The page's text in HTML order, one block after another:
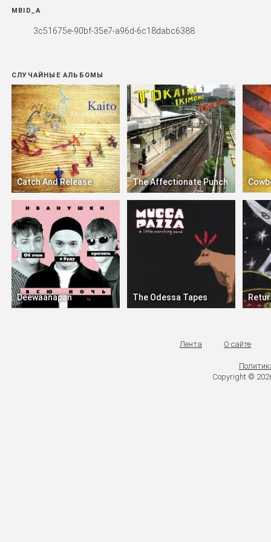
MBID_A
3c51675e-90bf-35e7-a96d-6c18dabc6388
СЛУЧАЙНЫЕ АЛЬБОМЫ
Catch And Release The Affectionate Punch
Deewaanapan The Odessa Tapes
Лента О сайте
Copyright ©